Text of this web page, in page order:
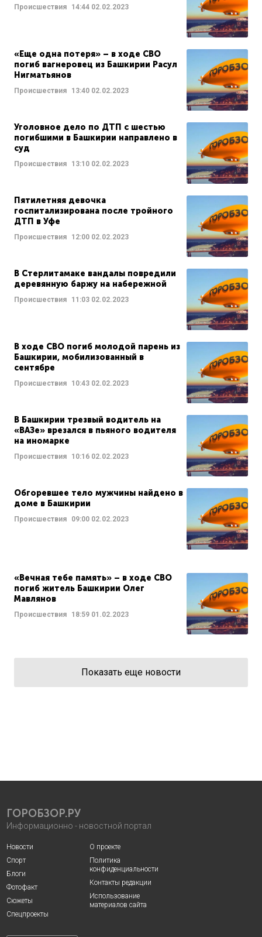
Происшествия 14:44 02.02.2023
«Еще одна потеря» – в ходе СВО
погиб вагнеровец из Башкирии Расул
Нигматьянов
Происшествия 13:40 02.02.2023
Уголовное дело по ДТП с шестью
погибшими в Башкирии направлено в
суд
Происшествия 13:10 02.02.2023
Пятилетняя девочка
госпитализирована после тройного
ДТП в Уфе
Происшествия 12:00 02.02.2023
В Стерлитамаке вандалы повредили
деревянную баржу на набережной
Происшествия 11:03 02.02.2023
В ходе СВО погиб молодой парень из
Башкирии, мобилизованный в
сентябре
Происшествия 10:43 02.02.2023
В Башкирии трезвый водитель на
«ВАЗе» врезался в пьяного водителя
на иномарке
Происшествия 10:16 02.02.2023
Обгоревшее тело мужчины найдено в
доме в Башкирии
Происшествия 09:00 02.02.2023
«Вечная тебе память» – в ходе СВО
погиб житель Башкирии Олег
Мавлянов
Происшествия 18:59 01.02.2023
Показать еще новости
ГОРОБЗОР.РУ
Информационно - новостной портал
Новости
Спорт
Блоги
Фотофакт
Сюжеты
Спецпроекты
О проекте
Политика
конфиденциальности
Контакты редакции
Использование
материалов сайта